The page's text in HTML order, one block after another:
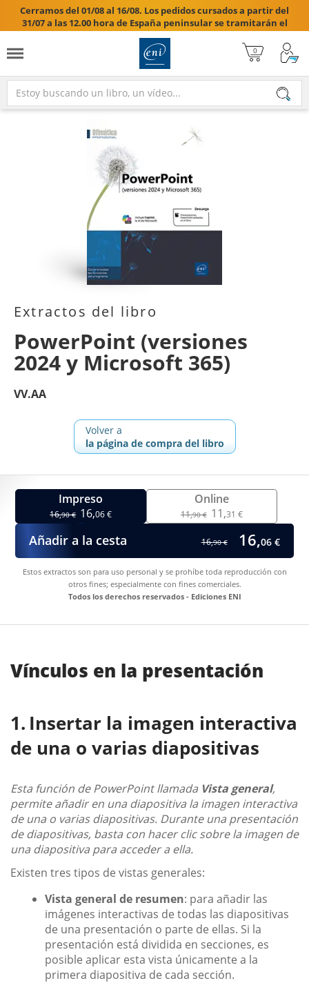
Cerramos del 01/08 al 16/08. Los pedidos cursados a partir del
31/07 a las 12.00 hora de España peninsular se tramitarán el
17/08/2026.

Extractos del libro
PowerPoint (versiones
2024 y Microsoft 365)
VV.AA
Volver a
la página de compra del libro
Impreso
16,90 € 16,06 €
Online
11,90 € 11,31 €
Añadir a la cesta 16,90 € 16,06 €
Estos extractos son para uso personal y se prohíbe toda reproducción con
otros fines; especialmente con fines comerciales.
Todos los derechos reservados - Ediciones ENI
Vínculos en la presentación
Insertar la imagen interactiva
de una o varias diapositivas
Esta función de PowerPoint llamada Vista general,
permite añadir en una diapositiva la imagen interactiva
de una o varias diapositivas. Durante una presentación
de diapositivas, basta con hacer clic sobre la imagen de
una diapositiva para acceder a ella.
Existen tres tipos de vistas generales:
Vista general de resumen: para añadir las
imágenes interactivas de todas las diapositivas
de una presentación o parte de ellas. Si la
presentación está dividida en secciones, es
posible aplicar esta vista únicamente a la
primera diapositiva de cada sección.